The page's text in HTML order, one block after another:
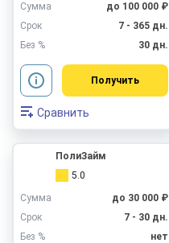
Сумма
до 100 000 ₽
Срок
7 - 365 дн.
Без %
30 дн.
Получить
Сравнить
ПолиЗайм
5.0
Сумма
до 30 000 ₽
Срок
7 - 30 дн.
Без %
нет